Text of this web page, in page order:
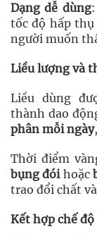
Dạng dễ dùng
tốc độ hấp
người muốn
Liều lượng và
Liều dùng
thành dao
phân mỗi ngày
Thời điểm
bụng đóihoặc
trao đổi chất
Kết hợp chế